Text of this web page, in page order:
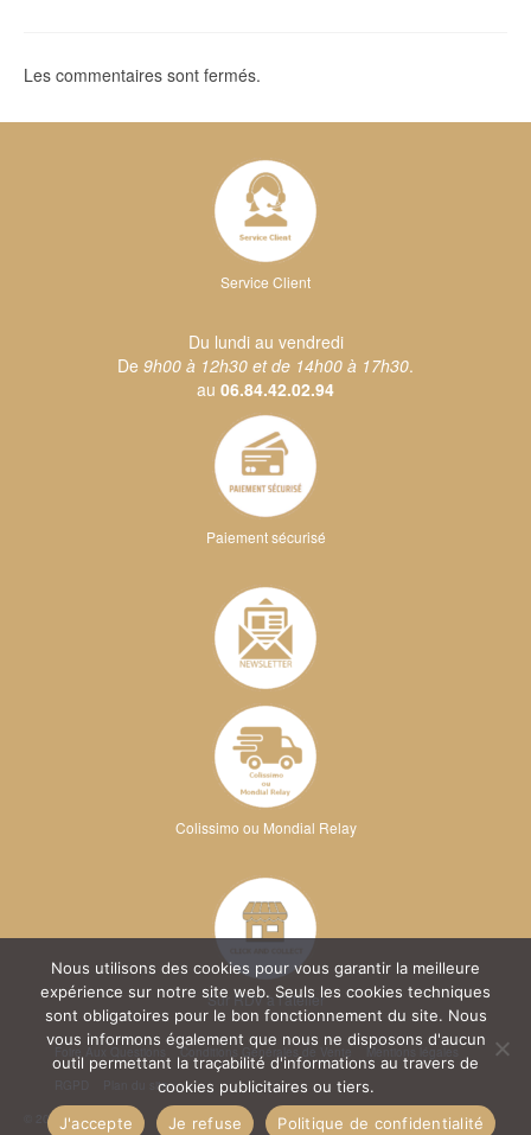
Les commentaires sont fermés.
Service Client
Du lundi au vendredi
De 9h00 à 12h30 et de 14h00 à 17h30.
au 06.84.42.02.94
Paiement sécurisé
Colissimo ou Mondial Relay
Sur RDV à l'atelier
Conditions Générales de Vente
Mentions légales
Plan du site
© 2026 Kréa Broderie
Nous utilisons des cookies pour vous garantir la meilleure
expérience sur notre site web. Seuls les cookies techniques
sont obligatoires pour le bon fonctionnement du site. Nous
vous informons également que nous ne disposons d'aucun
outil permettant la traçabilité d'informations au travers de
cookies publicitaires ou tiers.
J'accepte
Je refuse Politique de confidentialité